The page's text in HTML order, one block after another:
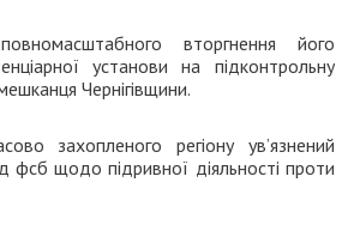
вторгнення його
установи на підконтрольну
Чернігівщини.
захопленого регіону ув’язнений
фсб щодо підривної діяльності проти